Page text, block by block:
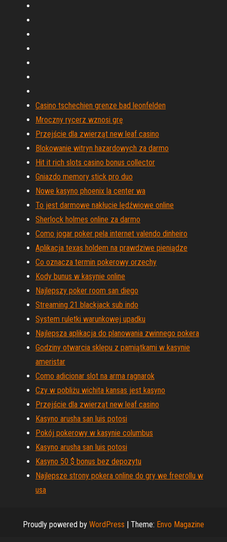
Casino tschechien grenze bad leonfelden
Mroczny rycerz wznosi grę
Przejście dla zwierząt new leaf casino
Blokowanie witryn hazardowych za darmo
Hit it rich slots casino bonus collector
Gniazdo memory stick pro duo
Nowe kasyno phoenix la center wa
To jest darmowe nakłucie lędźwiowe online
Sherlock holmes online za darmo
Como jogar poker pela internet valendo dinheiro
Aplikacja texas holdem na prawdziwe pieniądze
Co oznacza termin pokerowy orzechy
Kody bunus w kasynie online
Najlepszy poker room san diego
Streaming 21 blackjack sub indo
System ruletki warunkowej upadku
Najlepsza aplikacja do planowania zwinnego pokera
Godziny otwarcia sklepu z pamiątkami w kasynie
ameristar
Como adicionar slot na arma ragnarok
Czy w pobliżu wichita kansas jest kasyno
Przejście dla zwierząt new leaf casino
Kasyno arusha san luis potosi
Pokój pokerowy w kasynie columbus
Kasyno arusha san luis potosi
Kasyno 50 $ bonus bez depozytu
Najlepsze strony pokera online do gry we freerollu w
usa
Proudly powered by WordPress | Theme: Envo Magazine